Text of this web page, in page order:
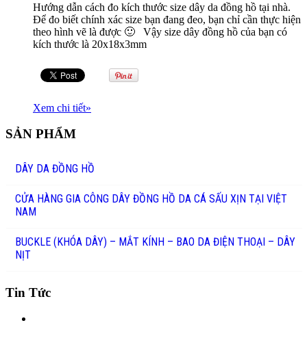
Hướng dẫn cách đo kích thước size dây da đồng hồ tại nhà.
Để đo biết chính xác size bạn đang đeo, bạn chỉ cần thực hiện
theo hình vẽ là được 🙂 Vậy size dây đồng hồ của bạn có
kích thước là 20x18x3mm
Xem chi tiết»
SẢN PHẨM
DÂY DA ĐỒNG HỒ
CỬA HÀNG GIA CÔNG DÂY ĐỒNG HỒ DA CÁ SẤU XỊN TẠI VIỆT
NAM
BUCKLE (KHÓA DÂY) – MẮT KÍNH – BAO DA ĐIỆN THOẠI – DÂY
NỊT
Tin Tức